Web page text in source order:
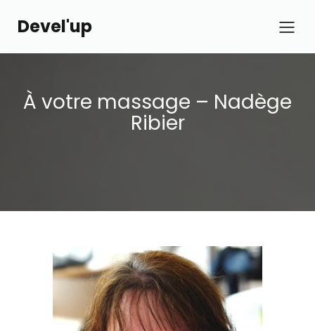
Devel'up
À votre massage – Nadège
Ribier